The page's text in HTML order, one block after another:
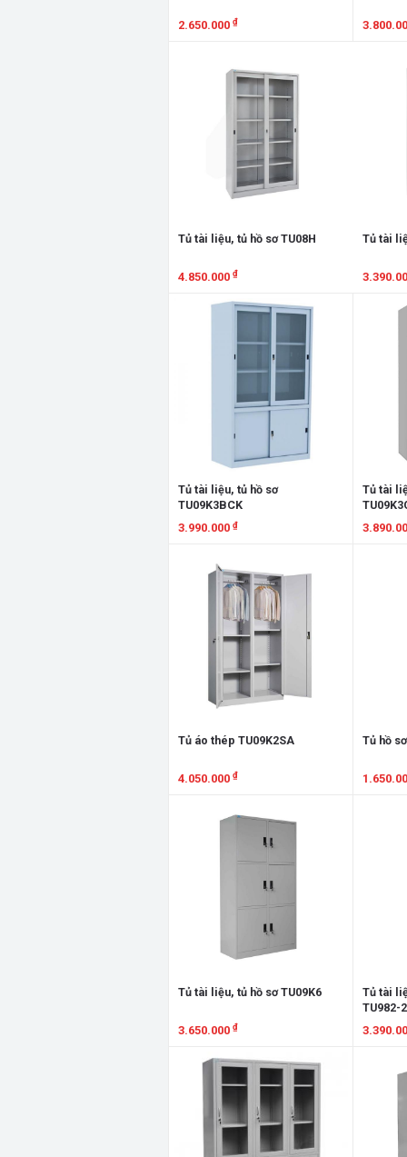
2.650.000 ₫
Tủ tài liệu, tủ hồ sơ TU08H
4.850.000 ₫
Xem chi tiết
Tủ tài
Xem
Tủ tài liệu, tủ hồ sơ
TU09K3BCK
3.990.000 ₫
Tủ tài
Tủ áo thép TU09K2SA
4.050.000 ₫
Tủ hồ
Tủ tài liệu, tủ hồ sơ TU09K6
3.650.000 ₫
Xem chi tiết
Tủ tài
TU982-